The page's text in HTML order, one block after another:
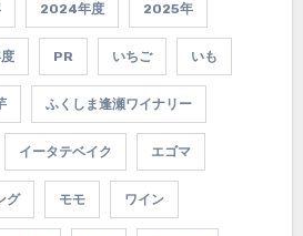
2024年度 2025年
PR いちご いも
ふくしま逢瀬ワイナリー
イータテベイク エゴマ
グ モモ ワイン